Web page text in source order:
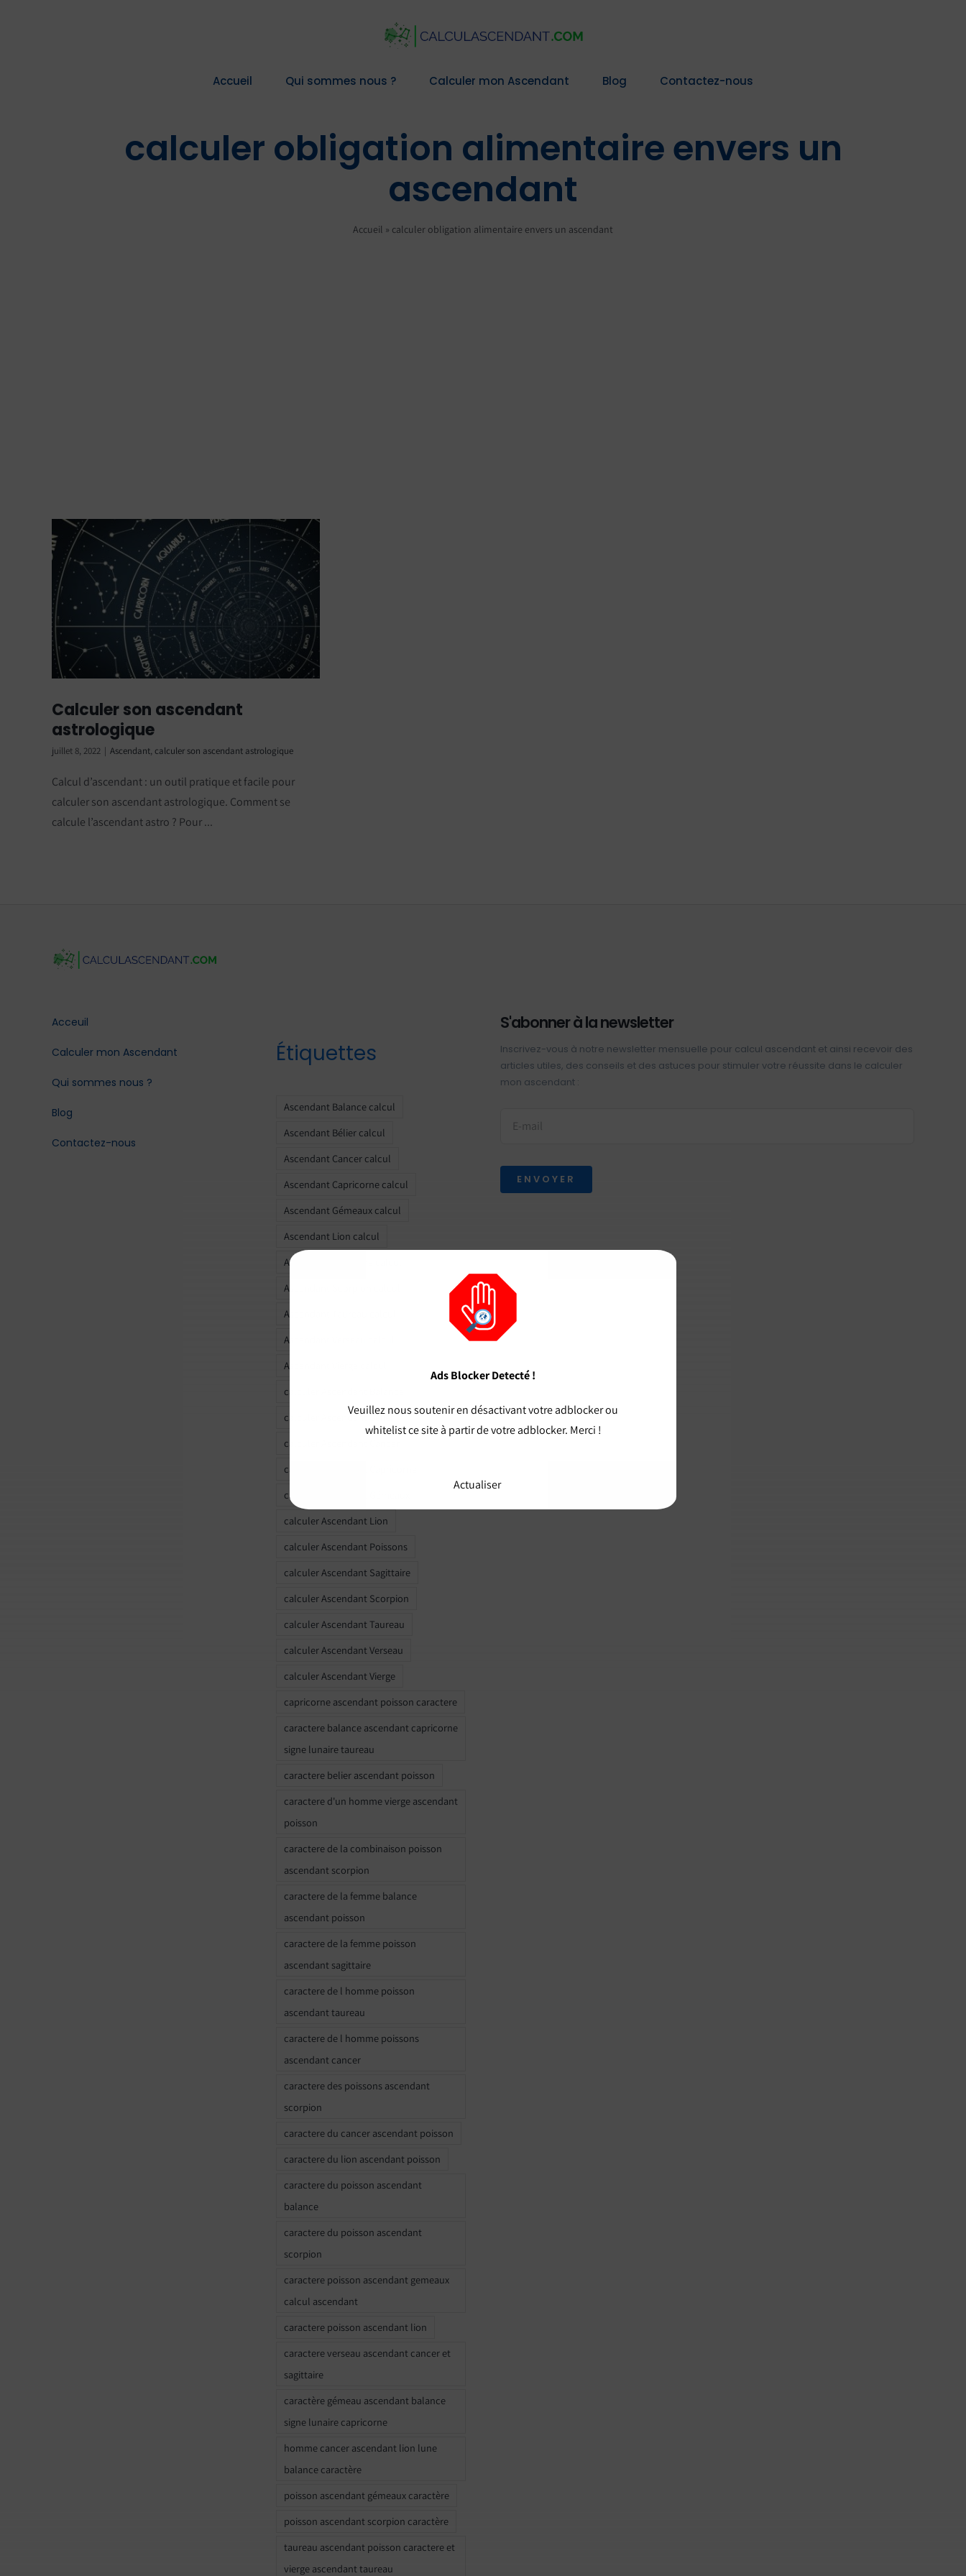
Accueil Qui sommes nous ? Calculer mon Ascendant Blog Contactez-nous
calculer obligation alimentaire envers un
ascendant
Accueil » calculer obligation alimentaire envers un ascendant
Calculer son ascendant
astrologique
juillet 8, 2022 | Ascendant, calculer son ascendant astrologique
Calcul d’ascendant : un outil pratique et facile pour
calculer son ascendant astrologique. Comment se
calcule l’ascendant astro ? Pour ...
Acceuil
Calculer mon Ascendant
Qui sommes nous ?
Blog
Contactez-nous
Étiquettes
Ascendant Balance calcul
Ascendant Bélier calcul
Ascendant Cancer calcul
Ascendant Capricorne calcul
Ascendant Gémeaux calcul
Ascendant Lion calcul
Ascendant Sagittaire calcul
Ascendant Scorpion calcul
Ascendant Taureau calcul
Ascendant Verseau calcul
Ascendant Vierge calcul
calculer Ascendant Balance
calculer Ascendant Bélier
calculer Ascendant Cancer
calculer Ascendant Capricorne
calculer Ascendant Gémeaux
calculer Ascendant Lion
calculer Ascendant Poissons
calculer Ascendant Sagittaire
calculer Ascendant Scorpion
calculer Ascendant Taureau
calculer Ascendant Verseau
calculer Ascendant Vierge
capricorne ascendant poisson caractere
caractere balance ascendant capricorne
signe lunaire taureau
caractere belier ascendant poisson
caractere d'un homme vierge ascendant
poisson
caractere de la combinaison poisson
ascendant scorpion
caractere de la femme balance
ascendant poisson
caractere de la femme poisson
ascendant sagittaire
caractere de l homme poisson
ascendant taureau
caractere de l homme poissons
ascendant cancer
caractere des poissons ascendant
scorpion
caractere du cancer ascendant poisson
caractere du lion ascendant poisson
caractere du poisson ascendant
balance
caractere du poisson ascendant
scorpion
caractere poisson ascendant gemeaux
calcul ascendant
caractere poisson ascendant lion
caractere verseau ascendant cancer et
sagittaire
caractère gémeau ascendant balance
signe lunaire capricorne
homme cancer ascendant lion lune
balance caractère
poisson ascendant gémeaux caractère
poisson ascendant scorpion caractère
taureau ascendant poisson caractere et
vierge ascendant taureau
S'abonner à la newsletter
Inscrivez-vous à notre newsletter mensuelle pour calcul ascendant et ainsi recevoir des
articles utiles, des conseils et des astuces pour stimuler votre réussite dans le calculer
mon ascendant :
ENVOYER
Ads Blocker Detecté !
Veuillez nous soutenir en désactivant votre adblocker ou
whitelist ce site à partir de votre adblocker. Merci !
Actualiser